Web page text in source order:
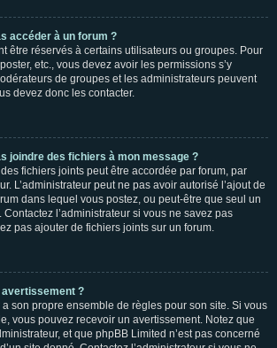
accéder à un forum ?
être réservés à certains utilisateurs ou groupes. Pour
etc., vous devez avoir les permissions s’y
de groupes et les administrateurs peuvent
devez donc les contacter.
joindre des fichiers à mon message ?
fichiers joints peut être accordée par forum, par
L’administrateur peut ne pas avoir autorisé l’ajout de
dans lequel vous postez, ou peut-être que seul un
l’administrateur si vous ne savez pas
pas ajouter de fichiers joints sur un forum.
avertissement ?
son propre ensemble de règles pour son site. Si vous
vous pouvez recevoir un avertissement. Notez que
et que phpBB Limited n’est pas concerné